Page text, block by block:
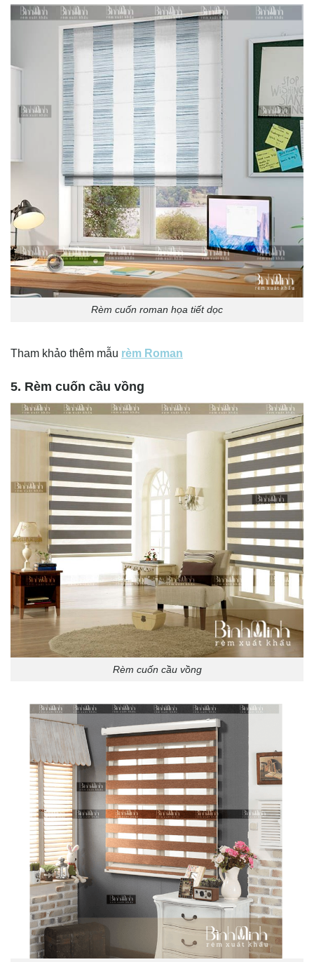
Rèm cuốn roman họa tiết dọc
Tham khảo thêm mẫu rèm Roman
5. Rèm cuốn cầu vồng
Rèm cuốn cầu vồng